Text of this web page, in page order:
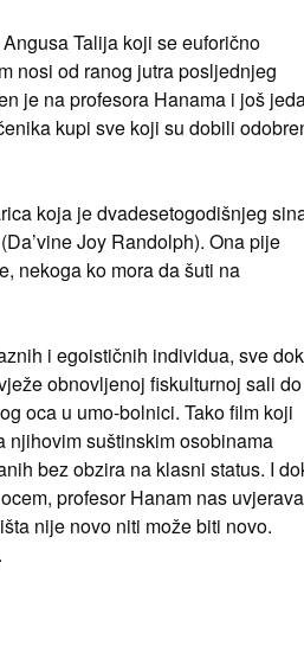
Talija koji se euforično
nosi od ranog jutra posljednjeg
je na profesora Hanama i još
kupi sve koji su dobili
koja je dvadesetogodišnjeg
Joy Randolph). Ona pije
nekoga ko mora da šuti na
i egoističnih individua, sve dok
obnovljenoj fiskulturnoj sali do
oca u umo-bolnici. Tako film koji
njihovim suštinskim osobinama
bez obzira na klasni status. I
profesor Hanam nas uvjerava
nije novo niti može biti novo.